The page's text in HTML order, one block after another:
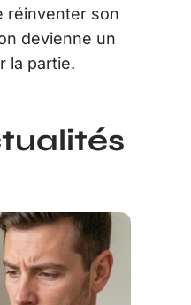
réinventer son
devienne un
la partie.